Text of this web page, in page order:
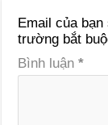
Email của
trường bắt
Bình luận*